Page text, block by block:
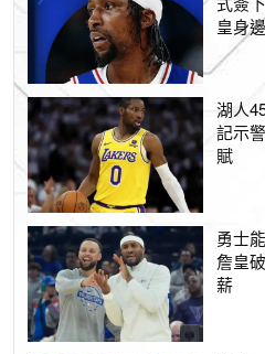
皇身
湖人
記示
賦
勇士
詹皇
薪